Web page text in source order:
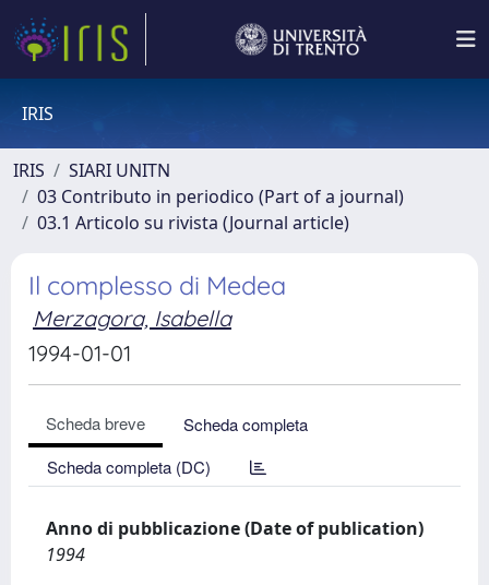
IRIS
IRIS
SIARI UNITN
03 Contributo in periodico (Part of a journal)
03.1 Articolo su rivista (Journal article)
Il complesso di Medea
Merzagora, Isabella
1994-01-01
Scheda breve
Scheda completa
Scheda completa (DC)
Anno di pubblicazione (Date of publication)
1994